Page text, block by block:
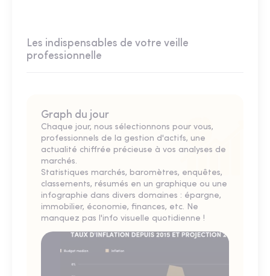
Les indispensables de votre veille
professionnelle
Graph du jour
Chaque jour, nous sélectionnons pour vous,
professionnels de la gestion d'actifs, une
actualité chiffrée précieuse à vos analyses de
marchés.
Statistiques marchés, baromètres, enquêtes,
classements, résumés en un graphique ou une
infographie dans divers domaines : épargne,
immobilier, économie, finances, etc. Ne
manquez pas l'info visuelle quotidienne !